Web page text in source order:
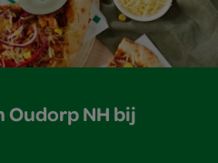
Oudorp NH bij